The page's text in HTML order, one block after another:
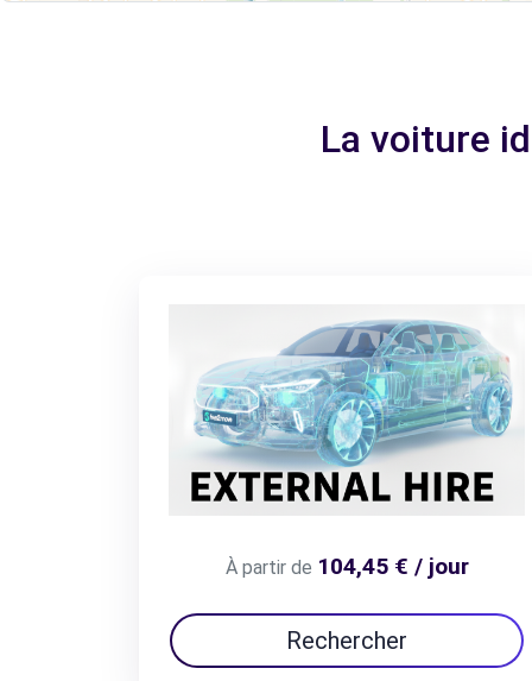
La voiture
À partir de 104,45 € / jour
Rechercher